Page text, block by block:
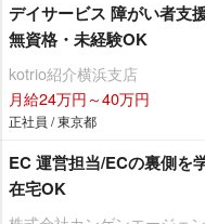
デイサービス 障がい者支
無資格・未経験OK
kotrio紹介横浜支店
月給24万円～40万円
正社員 / 東京都
EC 運営担当/ECの裏側を
在宅OK